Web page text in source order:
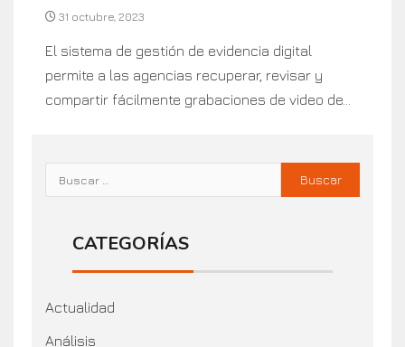
31 octubre, 2023
El sistema de gestión de evidencia digital
permite a las agencias recuperar, revisar y
compartir fácilmente grabaciones de video de...
CATEGORÍAS
Actualidad
Análisis